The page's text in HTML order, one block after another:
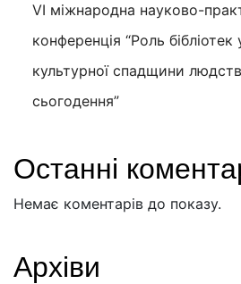
VI міжнародна науково-
конференція “Роль бібліотек
культурної спадщини
сьогодення”
Останні
Немає коментарів до показу.
Архіви